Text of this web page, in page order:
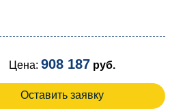
Цена: 908 187 руб.
Оставить заявку